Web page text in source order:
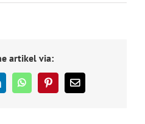
artikel via:
WhatsAppPinterest
E-